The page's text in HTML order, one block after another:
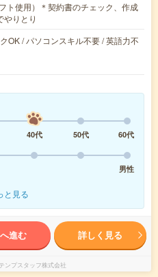
ト使用）＊契約書のチェック、作成
やりとり
OK / パソコンスキル不要 / 英語力不
40代 50代
60代
男性
と見る
進む 詳しく見る
ンプスタッフ株式会社